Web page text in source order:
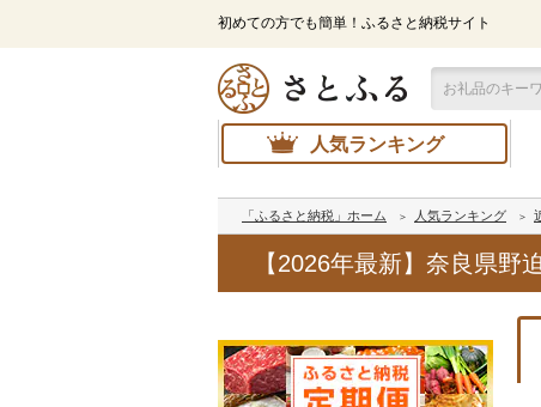
初めての方でも簡単！ふるさと納税サイト
人気ランキング
「ふるさと納税」ホーム 人気ランキング
【2026年最新】奈良県野